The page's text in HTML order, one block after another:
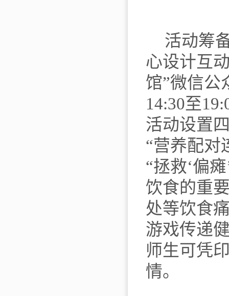
活动筹
心设计互
馆”微信公
14:30至
活动设置
“营养配对
“拯救‘偏
饮食的重
处等饮食
游戏传递
师生可凭
情。